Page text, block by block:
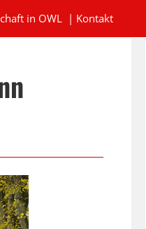
in OWL| Kontakt